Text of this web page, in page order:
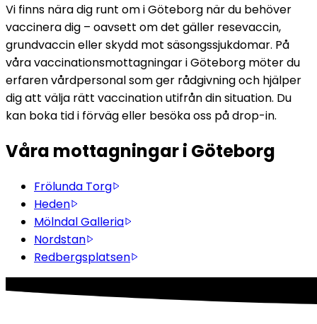
Vi finns nära dig runt om i Göteborg när du behöver
vaccinera dig – oavsett om det gäller resevaccin,
grundvaccin eller skydd mot säsongssjukdomar. På
våra vaccinationsmottagningar i Göteborg möter du
erfaren vårdpersonal som ger rådgivning och hjälper
dig att välja rätt vaccination utifrån din situation. Du
kan boka tid i förväg eller besöka oss på drop-in.
Våra mottagningar i Göteborg
Frölunda Torg
Heden
Mölndal Galleria
Nordstan
Redbergsplatsen